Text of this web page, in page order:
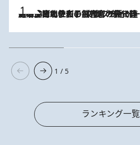
2026.8.3
《「文士の子ども被害者の会」発足！》阿川佐和子（72）が語る遠藤周作に北杜夫、劇作家・矢代静一の子どもたちの“文豪プライベート事件簿”
1 / 5
ランキング一覧